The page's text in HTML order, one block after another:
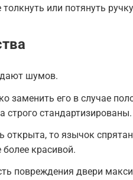
толкнуть или потянуть
шумов.
заменить его в случае
строго стандартизированы.
открыта, то язычок
красивой.
повреждения двери